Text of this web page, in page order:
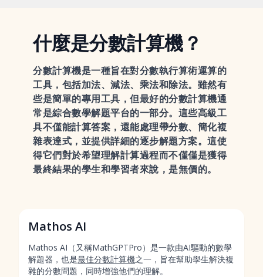
什麼是分數計算機？
分數計算機是一種旨在對分數執行算術運算的
工具，包括加法、減法、乘法和除法。雖然有
些是簡單的專用工具，但最好的分數計算機通
常是綜合數學解題平台的一部分。這些高級工
具不僅能計算答案，還能處理帶分數、簡化複
雜表達式，並提供詳細的逐步解題方案。這使
得它們對於希望理解計算過程而不僅僅是獲得
最終結果的學生和學習者來說，是無價的。
Mathos AI
Mathos AI（又稱MathGPTPro）是一款由AI驅動的數學
解題器，也是最佳分數計算機之一，旨在幫助學生解決複
雜的分數問題，同時增強他們的理解。